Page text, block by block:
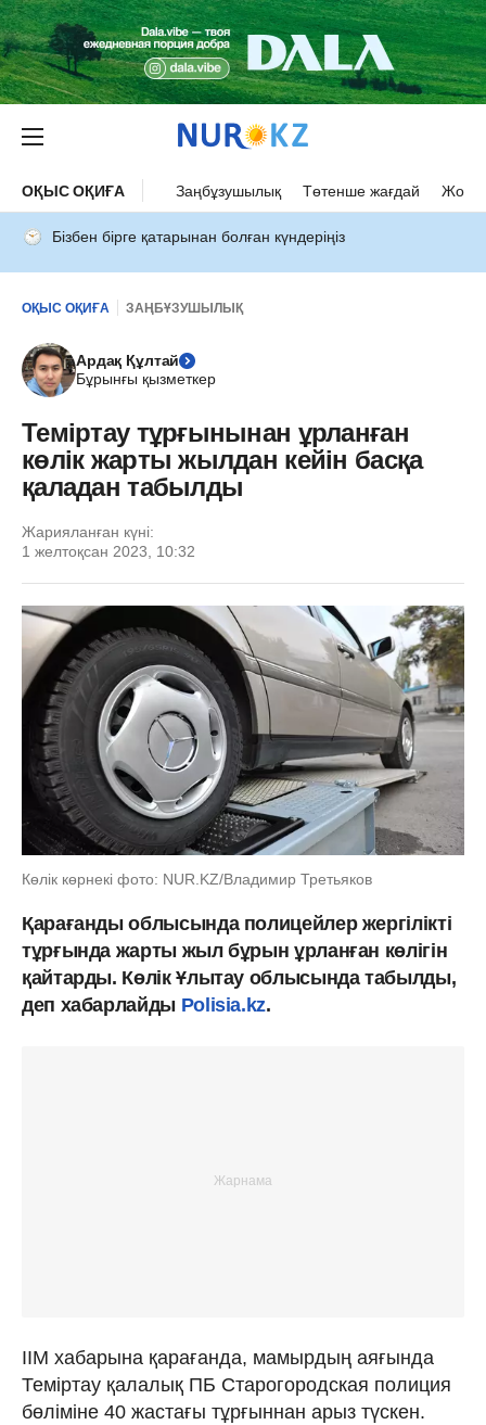
ОҚЫС ОҚИҒА Заңбұзушылық Төтенше жағдай Жол
Бізбен бірге қатарынан болған күндеріңіз
ОҚЫС ОҚИҒА ЗАҢБҰЗУШЫЛЫҚ
Ардақ Құлтай
Бұрынғы қызметкер
Теміртау тұрғынынан ұрланған
көлік жарты жылдан кейін басқа
қаладан табылды
Жарияланған күні:
1 желтоқсан 2023, 10:32
Көлік көрнекі фото: NUR.KZ/Владимир Третьяков
Қарағанды облысында полицейлер жергілікті
тұрғында жарты жыл бұрын ұрланған көлігін
қайтарды. Көлік Ұлытау облысында табылды,
деп хабарлайды Polisia.kz.
ІІМ хабарына қарағанда, мамырдың аяғында
Теміртау қалалық ПБ Старогородская полиция
бөліміне 40 жастағы тұрғыннан арыз түскен.